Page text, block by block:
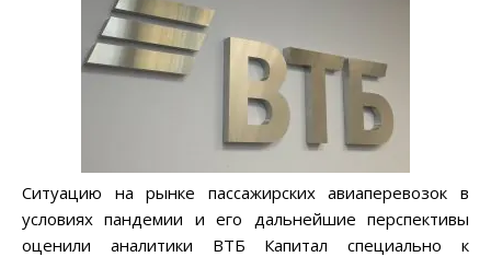
Ситуацию на рынке пассажирских авиаперевозок в
условиях пандемии и его дальнейшие перспективы
оценили аналитики ВТБ Капитал специально к